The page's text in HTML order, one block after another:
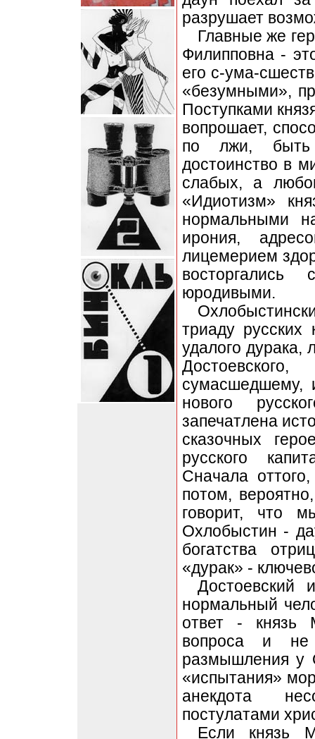
разрушает
Главные же
Филипповна -
его с-ума-
«безумными»,
Поступками
вопрошает,
по лжи, быть
достоинство в
слабых, а
«Идиотизм»
нормальными
ирония,
лицемерием
восторгались
юродивыми.
триаду русских
удалого дурака,
сумасшедшему,
нового
запечатлена
сказочных
русского
Сначала
потом,
говорит, что
Охлобыстин -
богатства
«дурак» -
Достоевский
нормальный
ответ - князь
вопроса и не
размышления у
«испытания»
анекдота
постулатами
Если князь